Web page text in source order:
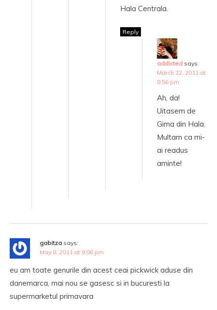
Hala Centrala.
Reply
addicted says:
March 22, 2011 at
8:56 pm
Ah, da!
Uitasem de
Gima din Hala.
Multam ca mi-
ai readus
aminte!
gabitza says:
May 8, 2011 at 9:06 pm
eu am toate genurile din acest ceai pickwick aduse din
danemarca, mai nou se gasesc si in bucuresti la
supermarketul primavara